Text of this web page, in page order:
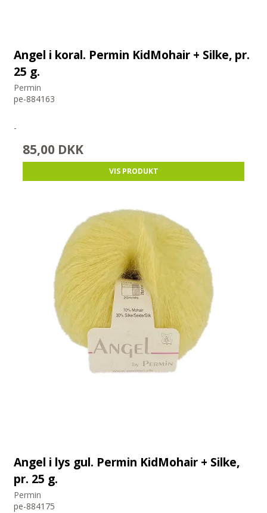
Angel i koral. Permin KidMohair + Silke, pr.
25 g.
Permin
pe-884163
-
85,00 DKK
VIS PRODUKT
Angel i lys gul. Permin KidMohair + Silke,
pr. 25 g.
Permin
pe-884175